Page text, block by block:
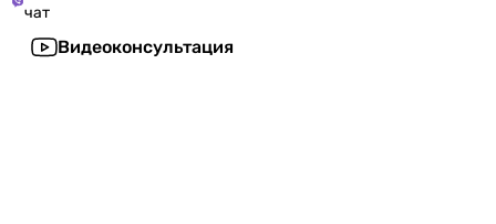
чат
Видеоконсультация